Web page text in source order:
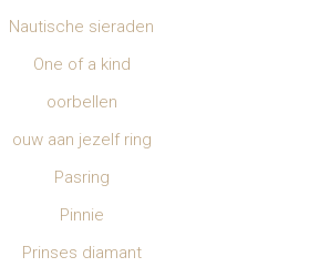
Nautische sieraden
One of a kind
oorbellen
ouw aan jezelf ring
Pasring
Pinnie
Prinses diamant